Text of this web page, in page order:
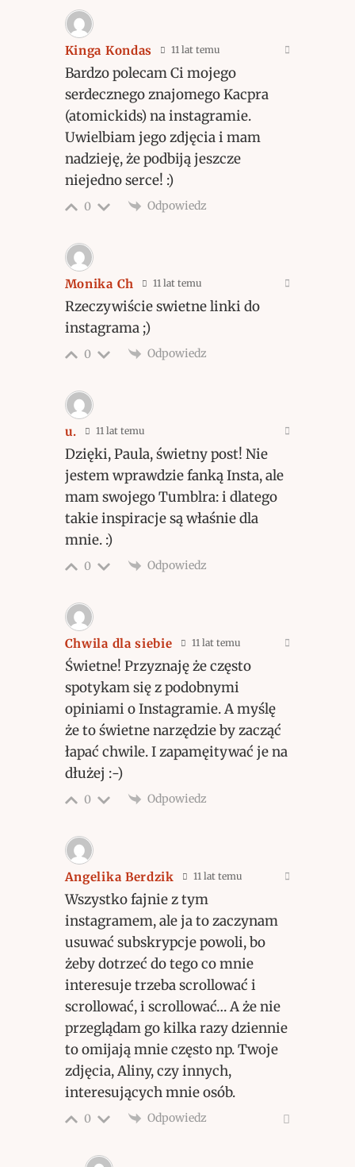
Kinga Kondas 11 lat temu
Bardzo polecam Ci mojego
serdecznego znajomego Kacpra
(atomickids) na instagramie.
Uwielbiam jego zdjęcia i mam
nadzieję, że podbiją jeszcze
niejedno serce! :)
0 Odpowiedz
Monika Ch 11 lat temu
Rzeczywiście swietne linki do
instagrama ;)
0 Odpowiedz
u. 11 lat temu
Dzięki, Paula, świetny post! Nie
jestem wprawdzie fanką Insta, ale
mam swojego Tumblra: i dlatego
takie inspiracje są właśnie dla
mnie. :)
0 Odpowiedz
Chwila dla siebie 11 lat temu
Świetne! Przyznaję że często
spotykam się z podobnymi
opiniami o Instagramie. A myślę
że to świetne narzędzie by zacząć
łapać chwile. I zapamęitywać je na
dłużej :-)
0 Odpowiedz
Angelika Berdzik 11 lat temu
Wszystko fajnie z tym
instagramem, ale ja to zaczynam
usuwać subskrypcje powoli, bo
żeby dotrzeć do tego co mnie
interesuje trzeba scrollować i
scrollować, i scrollować… A że nie
przeglądam go kilka razy dziennie
to omijają mnie często np. Twoje
zdjęcia, Aliny, czy innych,
interesujących mnie osób.
0 Odpowiedz